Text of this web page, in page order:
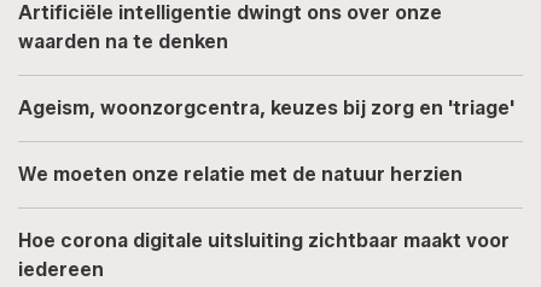
Artificiële intelligentie dwingt ons over onze
waarden na te denken
Ageism, woonzorgcentra, keuzes bij zorg en 'triage'
We moeten onze relatie met de natuur herzien
Hoe corona digitale uitsluiting zichtbaar maakt voor
iedereen